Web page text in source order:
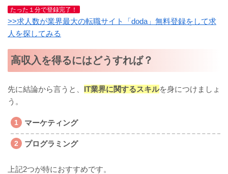
たった１分で登録完了！
>>求人数が業界最大の転職サイト「doda」無料登録をして求
人を探してみる
高収入を得るにはどうすれば？
先に結論から言うと、 IT業界に関するスキルを身につけましょ
う。
マーケティング
プログラミング
上記2つが特におすすめです。